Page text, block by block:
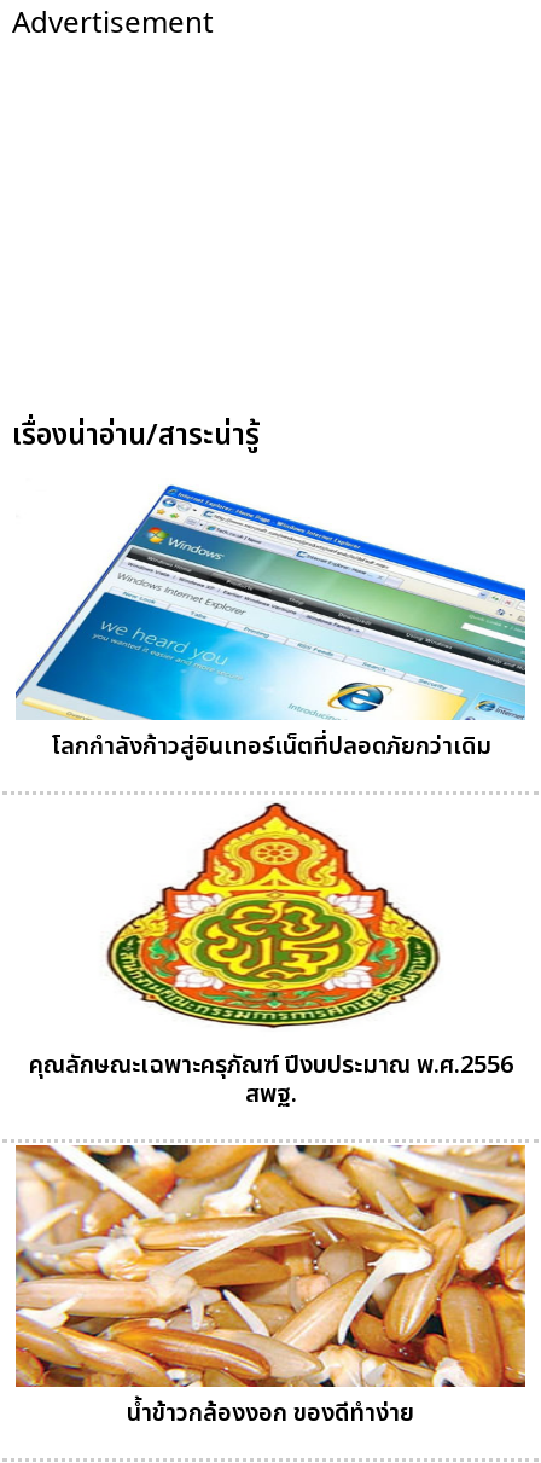
Advertisement
เรื่องน่าอ่าน/สาระน่ารู้
โลกกำลังก้าวสู่อินเทอร์เน็ตที่ปลอดภัยกว่าเดิม
คุณลักษณะเฉพาะครุภัณฑ์ ปีงบประมาณ พ.ศ.2556
สพฐ.
น้ำข้าวกล้องงอก ของดีทำง่าย